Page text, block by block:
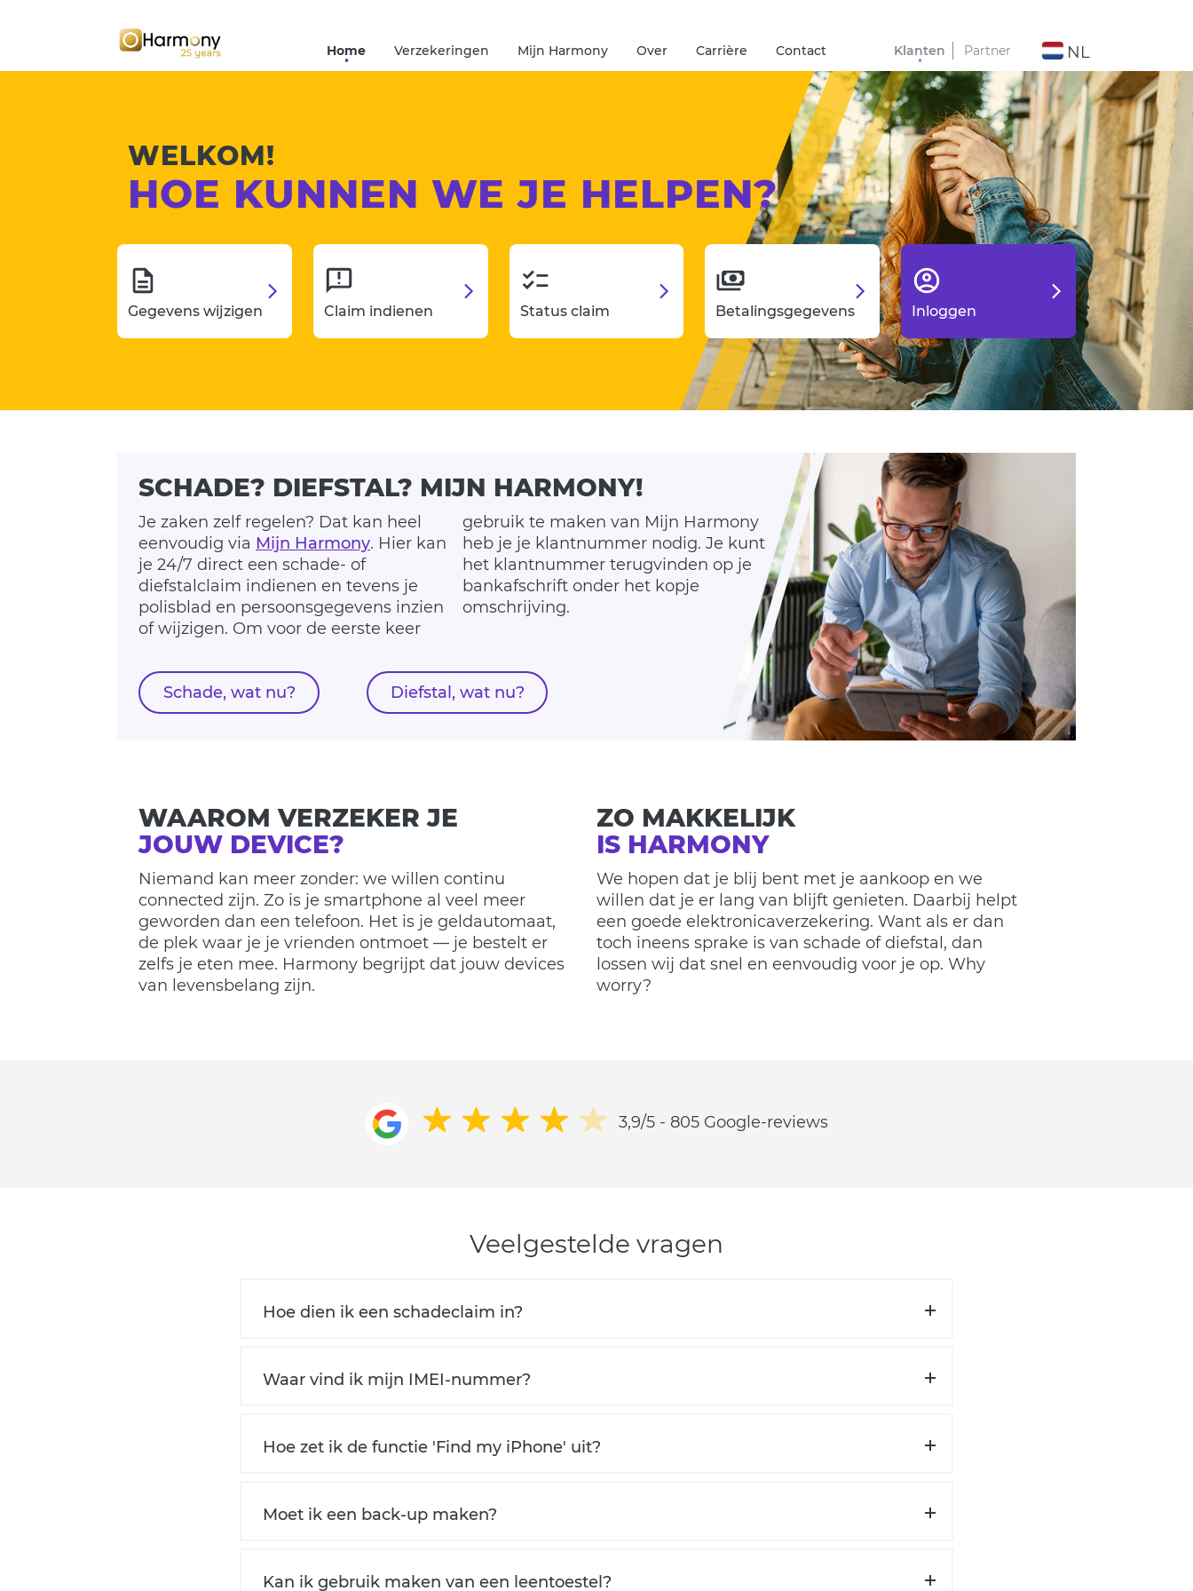
Home Verzekeringen Mijn Harmony Over Carrière Contact Klanten Partner NL
WELKOM!
HOE KUNNEN WE JE HELPEN?
Gegevens wijzigen Claim indienen Status claim Betalingsgegevens Inloggen
SCHADE? DIEFSTAL? MIJN HARMONY!
Je zaken zelf regelen? Dat kan heel
eenvoudig via Mijn Harmony. Hier kan
je 24/7 direct een schade- of
diefstalclaim indienen en tevens je
polisblad en persoonsgegevens inzien
of wijzigen. Om voor de eerste keer
gebruik te maken van Mijn Harmony
heb je je klantnummer nodig. Je kunt
het klantnummer terugvinden op je
bankafschrift onder het kopje
omschrijving.
Schade, wat nu? Diefstal, wat nu?
WAAROM VERZEKER JE
JOUW DEVICE?
Niemand kan meer zonder: we willen continu
connected zijn. Zo is je smartphone al veel meer
geworden dan een telefoon. Het is je geldautomaat,
de plek waar je je vrienden ontmoet — je bestelt er
zelfs je eten mee. Harmony begrijpt dat jouw devices
van levensbelang zijn.
ZO MAKKELIJK
IS HARMONY
We hopen dat je blij bent met je aankoop en we
willen dat je er lang van blijft genieten. Daarbij helpt
een goede elektronicaverzekering. Want als er dan
toch ineens sprake is van schade of diefstal, dan
lossen wij dat snel en eenvoudig voor je op. Why
worry?
3,9/5 - 805 Google-reviews
Veelgestelde vragen
Hoe dien ik een schadeclaim in?
Waar vind ik mijn IMEI-nummer?
Hoe zet ik de functie 'Find my iPhone' uit?
Moet ik een back-up maken?
Kan ik gebruik maken van een leentoestel?